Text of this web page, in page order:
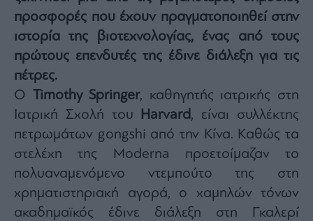
Architecture
&
Design
Fashion
&
Art
Watches
Yachts
Table
For
Two
προσφορές που έχουν πραγματοποιηθεί στην
ιστορία της βιοτεχνολογίας, ένας από τους
πρώτους επενδυτές της έδινε διάλεξη για τις
πέτρες.
Ο Timothy Springer, καθηγητής ιατρικής στη
Ιατρική Σχολή του
Harvard, είναι συλλέκτης
πετρωμάτων gongshi από την Κίνα. Καθώς τα
στελέχη της Moderna προετοίμαζαν το
πολυαναμενόμενο ντεμπούτο της στη
χρηματιστηριακή αγορά, ο χαμηλών τόνων
ακαδημαϊκός έδινε διάλεξη στη Γκαλερί